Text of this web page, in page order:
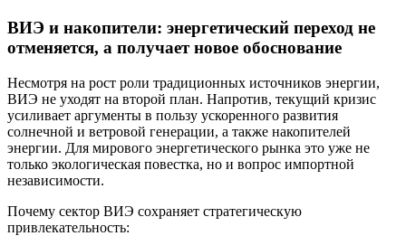
ВИЭ и накопители: энергетический переход не
отменяется, а получает новое обоснование
Несмотря на рост роли традиционных источников энергии,
ВИЭ не уходят на второй план. Напротив, текущий кризис
усиливает аргументы в пользу ускоренного развития
солнечной и ветровой генерации, а также накопителей
энергии. Для мирового энергетического рынка это уже не
только экологическая повестка, но и вопрос импортной
независимости.
Почему сектор ВИЭ сохраняет стратегическую
привлекательность: